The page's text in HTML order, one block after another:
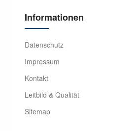
Informationen
Datenschutz
Impressum
Kontakt
Leitbild & Qualität
Sitemap